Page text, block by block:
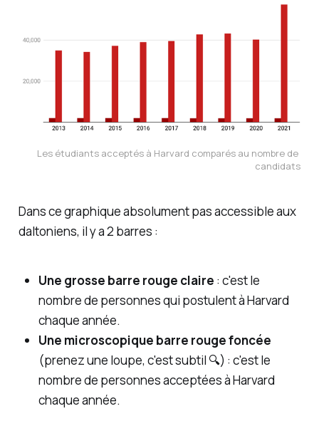
Les étudiants acceptés à Harvard comparés au nombre de
candidats
Dans ce graphique absolument pas accessible aux
daltoniens, il y a 2 barres :
Une grosse barre rouge claire : c'est le
nombre de personnes qui postulentà Harvard
chaque année.
Une microscopique barre rouge foncée
(prenez une loupe, c'est subtil 🔍) : c'est le
nombre de personnesacceptéesà Harvard
chaque année.